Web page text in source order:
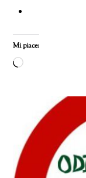
Mi piace:
Caricamento